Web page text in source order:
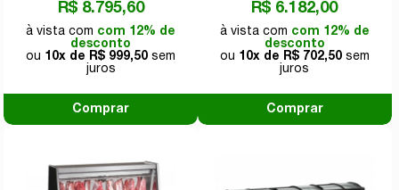
R$ 8.795,60
com 12% de
desconto
10x de
R$ 999,50
Comprar
R$ 6.182,00
com 12% de
desconto
10x de
R$ 702,50
Comprar